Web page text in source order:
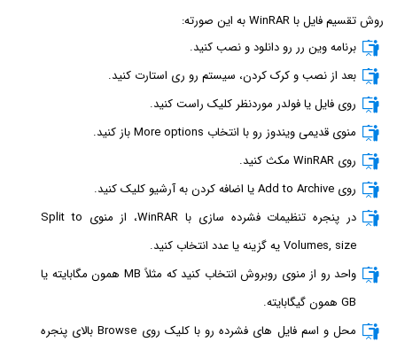
روش تقسیم فایل با WinRAR به این صورته:
برنامه وین رر رو دانلود و نصب کنید.
بعد از نصب و کرک کردن، سیستم رو ری استارت کنید.
روی فایل یا فولدر موردنظر کلیک راست کنید.
منوی قدیمی ویندوز رو با انتخاب More options باز کنید.
روی WinRAR مکث کنید.
روی Add to Archive یا اضافه کردن به آرشیو کلیک کنید.
در پنجره تنظیمات فشرده سازی با WinRAR، از منوی Split to
Volumes, size یه گزینه یا عدد انتخاب کنید.
واحد رو از منوی روبروش انتخاب کنید که مثلاً MB همون مگابایته یا
GB همون گیگابایته.
محل و اسم فایل های فشرده رو با کلیک روی Browse بالای پنجره